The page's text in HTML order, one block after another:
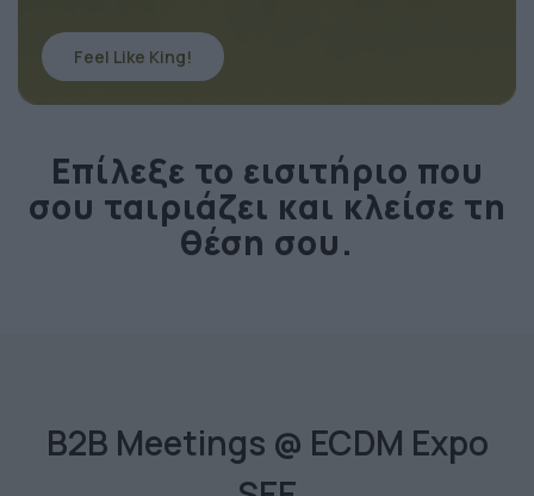
Feel Like King!
Επίλεξε το εισιτήριο που
σου ταιριάζει και κλείσε τη
θέση σου.
B2B Meetings @ ECDM Expo